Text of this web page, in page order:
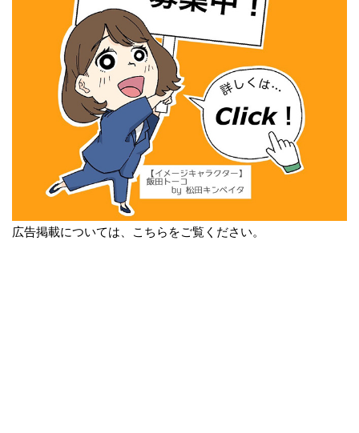
広告掲載については、こちらをご覧ください。